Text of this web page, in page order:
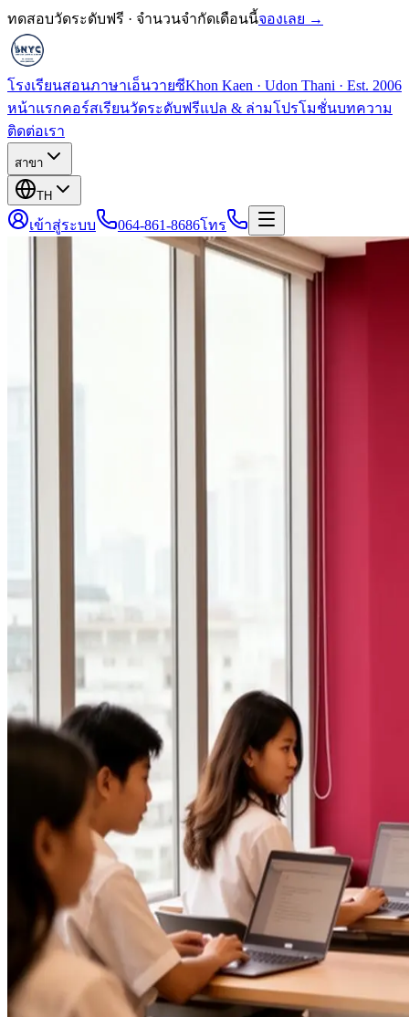
ทดสอบวัดระดับฟรี · จำนวนจำกัดเดือนนี้จองเลย →
โรงเรียนสอนภาษาเอ็นวายซีKhon Kaen · Udon Thani · Est. 2006
หน้าแรกคอร์สเรียนวัดระดับฟรีแปล & ล่ามโปรโมชั่นบทความ
ติดต่อเรา
สาขา
TH
เข้าสู่ระบบ 064-861-8686โทร